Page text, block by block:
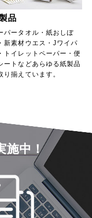
品
パータオル・紙おしぼ
新素材ウエス・Jワイパ
トイレットペーパー・便
ートなどあらゆる紙製品
り揃えています。
施中！